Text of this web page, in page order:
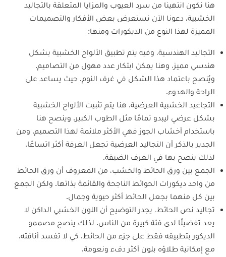
هنا نكون انتهينا من سرد العيوب والمزايا المتعلقة بالتجاليد
الخشبية، دعونا الآن نستعرض بعض الأفكار والتصميمات
المميزة لهذا النوع من الديكورات ومنها:
التجاليد الهندسية، وفيه يتم تطبيق الألواح الخشبية بشكل
هندسي مميز، وهنا يمكن ابتكار عدد مهول من التصاميم.
ويُنصح باعتماد هذا الشكل في غرف النوم. حيث يساعد على
الراحة والهدوء.
التجاعيد الخشبية العرضية، هنا يتم تثبيت الألواح الخشبية
بشكل عرضي ليبدو تمامًا مثل الطوب الكبير. وينصح هنا
باستخدام أخشاب الجوز فهي الأكثر ملائمة لهذا التصميم. ومن
الجدير بالذكر أن التجاليد العرضية تجعل الغرفة أكثر اتساعًا.
لذلك ينصح بها في الغرف الضيقة.
الجمع بين ورق الحائط والخشب، من المعروف أن ورق الحائط
من واحد ديكورات الحوائط الناجحة والقائمة بذاتها. ولكن الجمع
بين كل منهما بجعل الحائط أكثر حيوية وجمال.
تجاليد نص الحائط، يجدر التوضيح أن اللون الخشبي الداكن لا
يعد تفضيلًا لدى فئة كبيرة من الناس. لذلك ينصح مصممو
الديكور بتطبيقه فقط على جزء من الحائط. كي لا تفسد أناقته،
مع إمكانية طلاؤه بلون أكثر دفء ونعومة.